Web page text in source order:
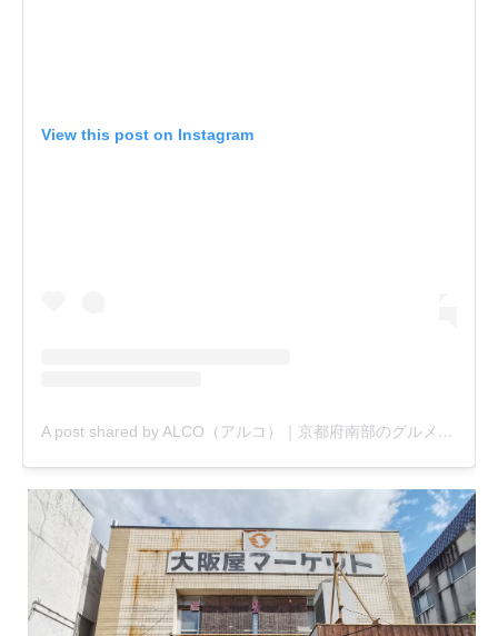
View this post on Instagram
A post shared by ALCO（アルコ）｜京都府南部のグルメ・新店・おでかけ情報 etc. (@alco_uj)